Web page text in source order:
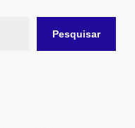
Pesquisar